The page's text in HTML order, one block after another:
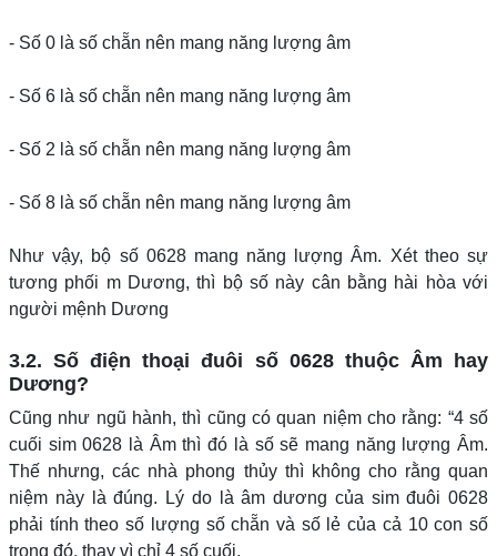
- Số 0 là số chẵn nên mang năng lượng âm
- Số 6 là số chẵn nên mang năng lượng âm
- Số 2 là số chẵn nên mang năng lượng âm
- Số 8 là số chẵn nên mang năng lượng âm
Như vậy, bộ số 0628 mang năng lượng Âm. Xét theo sự
tương phối m Dương, thì bộ số này cân bằng hài hòa với
người mệnh Dương
3.2. Số điện thoại đuôi số 0628 thuộc Âm hay
Dương?
Cũng như ngũ hành, thì cũng có quan niệm cho rằng: “4 số
cuối sim 0628 là Âm thì đó là số sẽ mang năng lượng Âm.
Thế nhưng, các nhà phong thủy thì không cho rằng quan
niệm này là đúng. Lý do là âm dương của sim đuôi 0628
phải tính theo số lượng số chẵn và số lẻ của cả 10 con số
trong đó, thay vì chỉ 4 số cuối.